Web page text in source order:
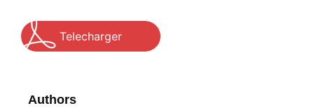
Telecharger
Authors